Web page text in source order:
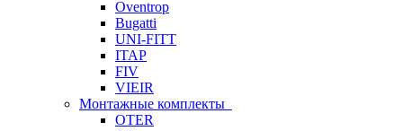
Oventrop
Bugatti
UNI-FITT
ITAP
FIV
VIEIR
Монтажные комплекты
OTER